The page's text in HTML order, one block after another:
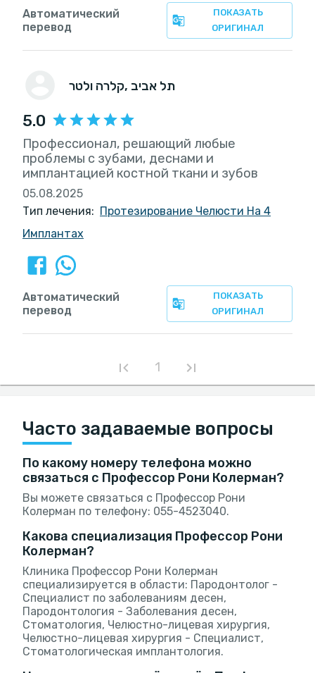
ПОКАЗАТЬ
ОРИГИНАЛ
Автоматический
перевод
קלרה ולטר , תל אביב
5.0
Профессионал, решающий любые
проблемы с зубами, деснами и
имплантацией костной ткани и зубов
05.08.2025
Тип лечения: Протезирование Челюсти На 4
Имплантах
ПОКАЗАТЬ
ОРИГИНАЛ
Автоматический
перевод
1
Часто задаваемые вопросы
По какому номеру телефона можно
связаться с Профессор Рони Колерман?
Вы можете связаться с Профессор Рони
Колерман по телефону: 055-4523040.
Какова специализация Профессор Рони
Колерман?
Клиника Профессор Рони Колерман
специализируется в области: Пародонтолог -
Специалист по заболеваниям десен,
Пародонтология - Заболевания десен,
Стоматология, Челюстно-лицевая хирургия,
Челюстно-лицевая хирургия - Специалист,
Стоматологическая имплантология.